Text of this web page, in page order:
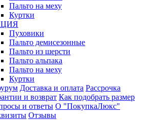
Пальто на меху
Куртки
Пуховики
Пальто демисезонные
Пальто из шерсти
Пальто альпака
Пальто на меху
Куртки
Доставка и оплата Рассрочка
и возврат Как подобрать размер
и ответы О "ПокупкаЛюкс"
Отзывы